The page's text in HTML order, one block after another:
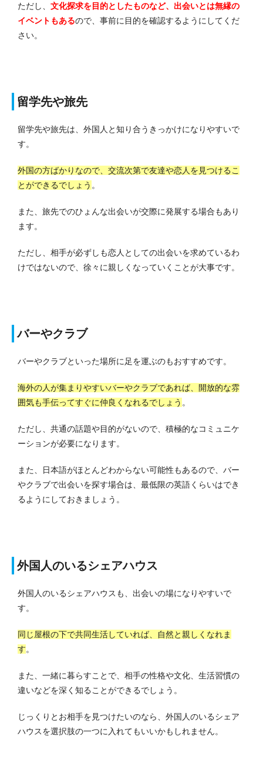
ただし、 文化探求を目的としたものなど、出会いとは無縁の
イベントもあるので、事前に目的を確認するようにしてくだ
さい。
留学先や旅先
留学先や旅先は、外国人と知り合うきっかけになりやすいで
す。
外国の方ばかりなので、交流次第で友達や恋人を見つけるこ
とができるでしょう 。
また、旅先でのひょんな出会いが交際に発展する場合もあり
ます。
ただし、相手が必ずしも恋人としての出会いを求めているわ
けではないので、徐々に親しくなっていくことが大事です。
バーやクラブ
バーやクラブといった場所に足を運ぶのもおすすめです。
海外の人が集まりやすいバーやクラブであれば、開放的な雰
囲気も手伝ってすぐに仲良くなれるでしょう 。
ただし、共通の話題や目的がないので、積極的なコミュニケ
ーションが必要になります。
また、日本語がほとんどわからない可能性もあるので、バー
やクラブで出会いを探す場合は、最低限の英語くらいはでき
るようにしておきましょう。
外国人のいるシェアハウス
外国人のいるシェアハウスも、出会いの場になりやすいで
す。
同じ屋根の下で共同生活していれば、自然と親しくなれま
す。
また、一緒に暮らすことで、相手の性格や文化、生活習慣の
違いなどを深く知ることができるでしょう。
じっくりとお相手を見つけたいのなら、外国人のいるシェア
ハウスを選択肢の一つに入れてもいいかもしれません。